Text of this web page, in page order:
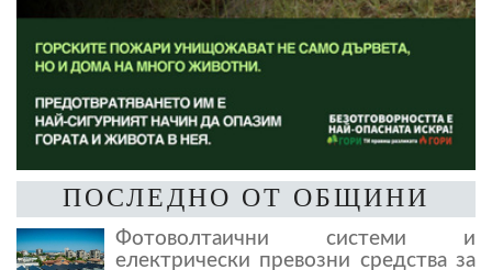
ПОСЛЕДНО ОТ ОБЩИНИ
Фотоволтаични системи и
електрически превозни средства за